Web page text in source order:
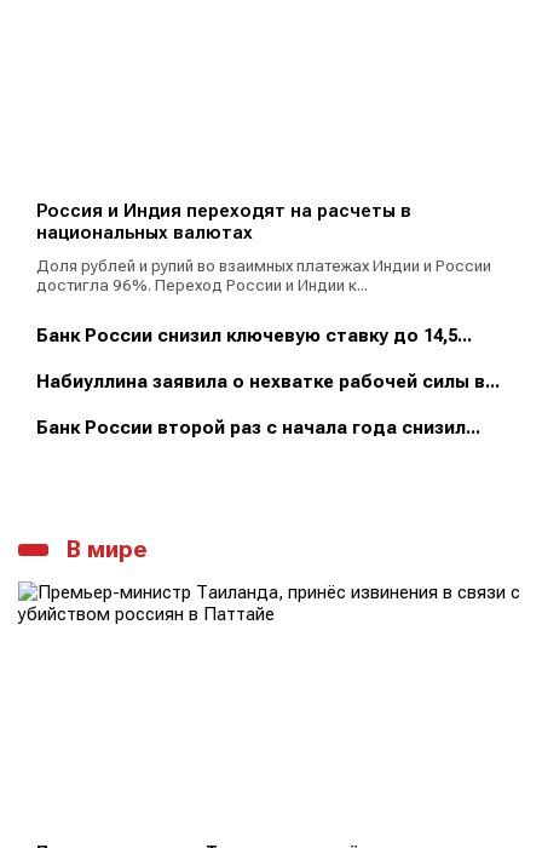
Россия и Индия переходят на расчеты в
национальных валютах
Доля рублей и рупий во взаимных платежах Индии и России
достигла 96%. Переход России и Индии к...
Банк России снизил ключевую ставку до 14,5...
Набиуллина заявила о нехватке рабочей силы в...
Банк России второй раз с начала года снизил...
В мире